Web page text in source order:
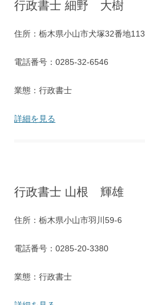
行政書士 細野 大樹
住所：栃木県小山市犬塚32番地113
電話番号：0285-32-6546
業態：行政書士
詳細を見る
行政書士 山根 輝雄
住所：栃木県小山市羽川59-6
電話番号：0285-20-3380
業態：行政書士